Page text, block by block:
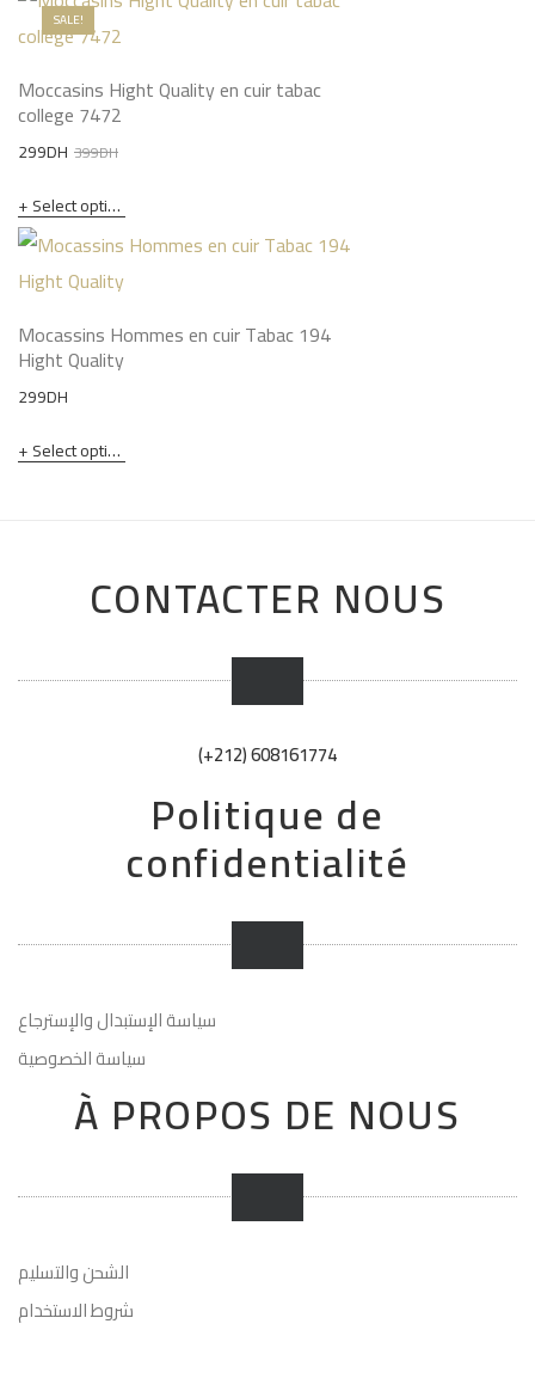
SALE!
Moccasins Hight Quality en cuir tabac
college 7472
399DHOriginal
was:
399DH.
299DH
Current
is:
299DH.
Select options
Mocassins Hommes en cuir Tabac 194
Hight Quality
299DH
Select options
CONTACTER NOUS
(+212) 608161774
Politique de
confidentialité
سياسة الإستبدال والإسترجاع
سياسة الخصوصية
À PROPOS DE NOUS
الشحن والتسليم
شروط الاستخدام